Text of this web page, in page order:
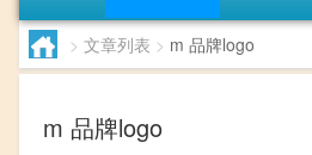
> 文章列表 > m 品牌logo
m 品牌logo